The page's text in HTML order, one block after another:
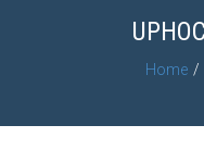
Home